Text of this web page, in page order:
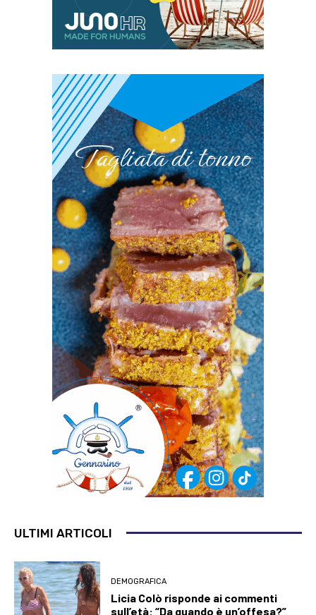
ULTIMI ARTICOLI
DEMOGRAFICA
Licia Colò risponde ai commenti
sull’età: “Da quando è un’offesa?”